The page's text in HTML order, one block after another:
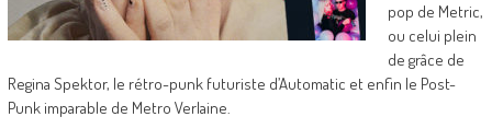
pop de Metric,
ou celui plein
de grâce de
Regina Spektor, le rétro-punk futuriste d’Automatic et enfin le Post-
Punk imparable de Metro Verlaine.